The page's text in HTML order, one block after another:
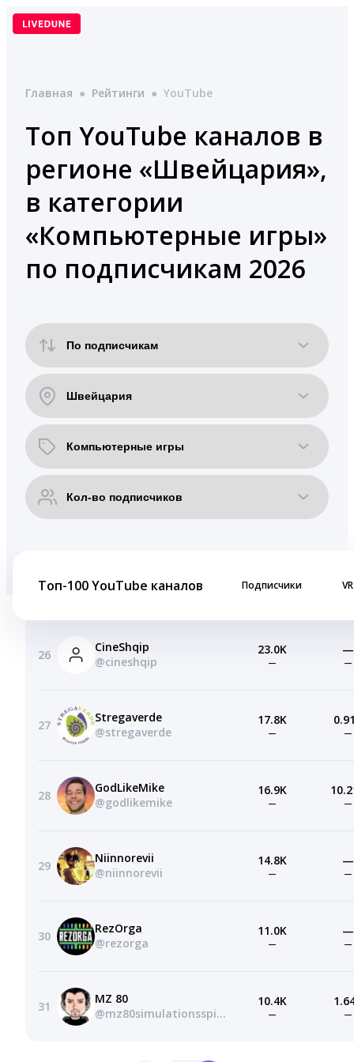
Перейти
Главная ● Рейтинги ● YouTube
Топ YouTube каналов в
регионе «Швейцария»,
в категории
«Компьютерные игры»
по подписчикам 2026
Топ-100 YouTube каналов Подписчики VR
26
CineShqip
@cineshqip
23.0K
—
—
—
27
Stregaverde
@stregaverde
17.8K
— —
28
GodLikeMike
@godlikemike
16.9K
— —
29
Niinnorevii
@niinnorevii
14.8K
—
—
—
30
RezOrga
@rezorga
11.0K
—
—
—
31
MZ 80
@mz80simulationsspiele
10.4K
— —